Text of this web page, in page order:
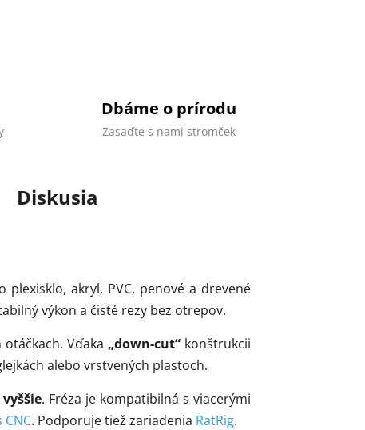
Dbáme o prírodu
Zasaďte s nami stromček
Diskusia
plexisklo, akryl, PVC, penové a drevené
výkon a čisté rezy bez otrepov.
Vďaka „down-cut“ konštrukcii
alebo vrstvených plastoch.
. Fréza je kompatibilná s viacerými
CNC. Podporuje tiež zariadenia RatRig.